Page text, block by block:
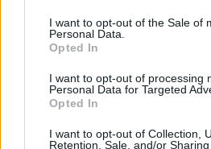
I want to opt-out of the Sale of
Personal Data.
Opted In
I want to opt-out of processing
Personal Data for Targeted
Opted In
I want to opt-out of Collection,
Retention, Sale, and/or